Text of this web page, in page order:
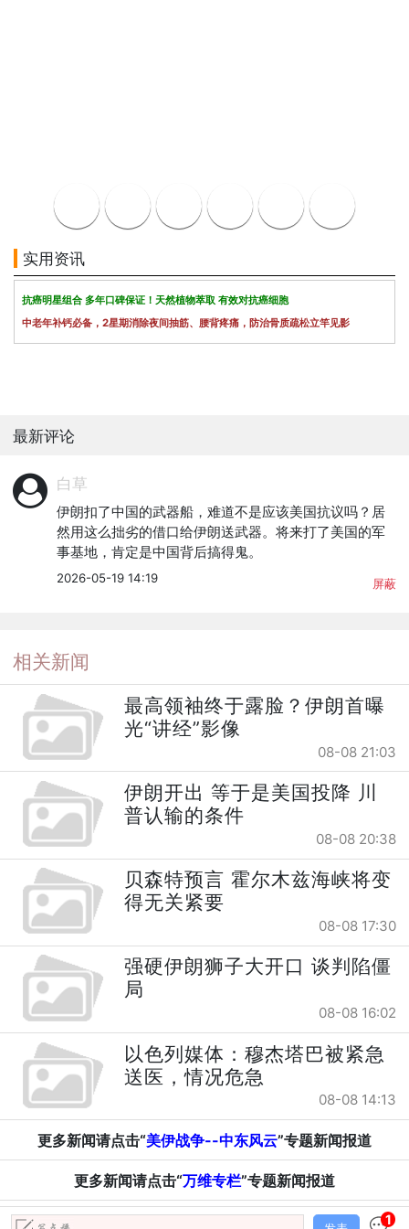
实用资讯
抗癌明星组合 多年口碑保证！天然植物萃取 有效对抗癌细胞
中老年补钙必备，2星期消除夜间抽筋、腰背疼痛，防治骨质疏松立竿见影
最新评论
白草
伊朗扣了中国的武器船，难道不是应该美国抗议吗？居
然用这么拙劣的借口给伊朗送武器。将来打了美国的军
事基地，肯定是中国背后搞得鬼。
2026-05-19 14:19 屏蔽
相关新闻
最高领袖终于露脸？伊朗首曝
光“讲经”影像
08-08 21:03
伊朗开出 等于是美国投降 川
普认输的条件
08-08 20:38
贝森特预言 霍尔木兹海峡将变
得无关紧要
08-08 17:30
强硬伊朗狮子大开口 谈判陷僵
局
08-08 16:02
以色列媒体：穆杰塔巴被紧急
送医，情况危急
08-08 14:13
更多新闻请点击“美伊战争--中东风云”专题新闻报道
更多新闻请点击“万维专栏”专题新闻报道
1